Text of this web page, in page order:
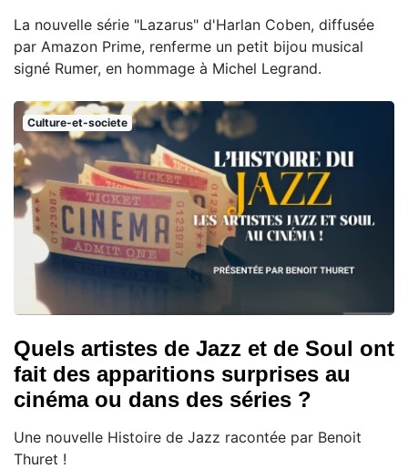
La nouvelle série "Lazarus" d'Harlan Coben, diffusée
par Amazon Prime, renferme un petit bijou musical
signé Rumer, en hommage à Michel Legrand.
Culture-et-societe
Quels artistes de Jazz et de Soul ont
fait des apparitions surprises au
cinéma ou dans des séries ?
Une nouvelle Histoire de Jazz racontée par Benoit
Thuret !